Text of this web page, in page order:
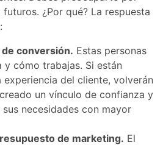
¿Por qué? La respuesta
conversión. Estas personas
y cómo trabajas. Si están
experiencia del cliente, volverán
un vínculo de confianza y
necesidades con mayor
de marketing. El